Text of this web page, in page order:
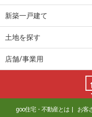
新築一戸建て
土地を探す
店舗/事業用
goo住宅・不動産とは お客